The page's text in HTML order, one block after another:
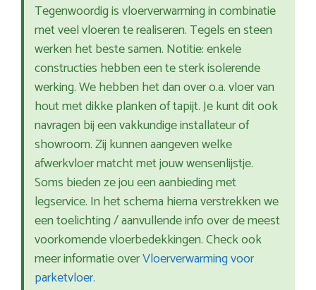
Tegenwoordig is vloerverwarming in combinatie
met veel vloeren te realiseren. Tegels en steen
werken het beste samen. Notitie: enkele
constructies hebben een te sterk isolerende
werking. We hebben het dan over o.a. vloer van
hout met dikke planken of tapijt. Je kunt dit ook
navragen bij een vakkundige installateur of
showroom. Zij kunnen aangeven welke
afwerkvloer matcht met jouw wensenlijstje.
Soms bieden ze jou een aanbieding met
legservice. In het schema hierna verstrekken we
een toelichting / aanvullende info over de meest
voorkomende vloerbedekkingen. Check ook
meer informatie overVloerverwarming voor
parketvloer.